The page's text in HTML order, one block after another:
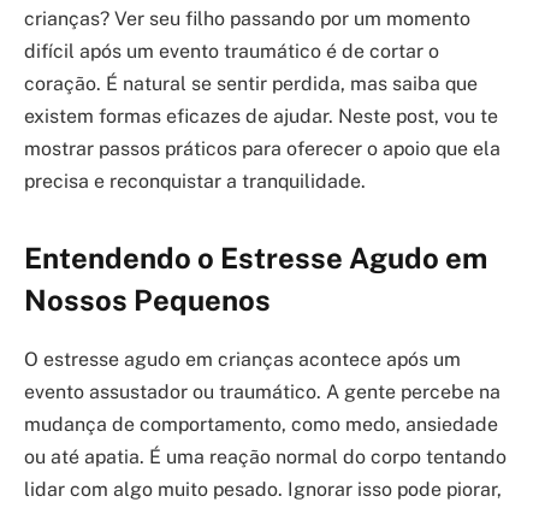
crianças? Ver seu filho passando por um momento
difícil após um evento traumático é de cortar o
coração. É natural se sentir perdida, mas saiba que
existem formas eficazes de ajudar. Neste post, vou te
mostrar passos práticos para oferecer o apoio que ela
precisa e reconquistar a tranquilidade.
Entendendo o Estresse Agudo em
Nossos Pequenos
O estresse agudo em crianças acontece após um
evento assustador ou traumático. A gente percebe na
mudança de comportamento, como medo, ansiedade
ou até apatia. É uma reação normal do corpo tentando
lidar com algo muito pesado. Ignorar isso pode piorar,